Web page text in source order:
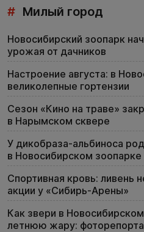
# Милый город
Новосибирский зоопарк
урожая от дачников
Настроение августа: в
великолепные гортензии
Сезон «Кино на траве»
в Нарымском сквере
У дикобраза-альбиноса
в Новосибирском зоопарке
Спортивная кровь: ливень
акции у «Сибирь-Арены»
Как звери в
летнюю жару: